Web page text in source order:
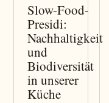
Slow-Food-
Presidi:
Nachhaltigkeit
und
Biodiversität
in unserer
Küche